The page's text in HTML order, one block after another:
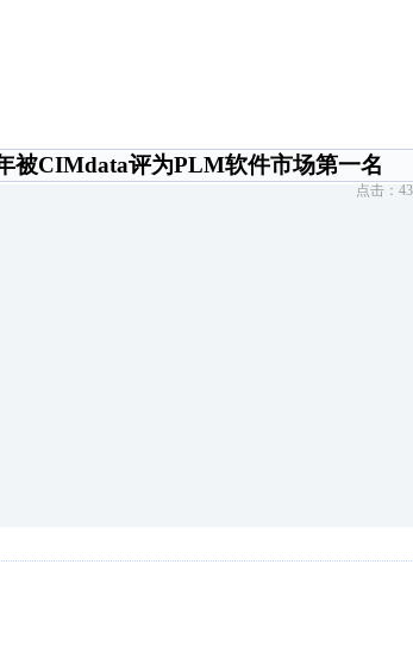
被CIMdata评为PLM软件市场第一名
点击：